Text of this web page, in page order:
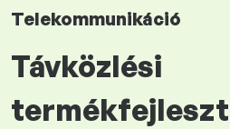
Telekommunikáció
Távközlési